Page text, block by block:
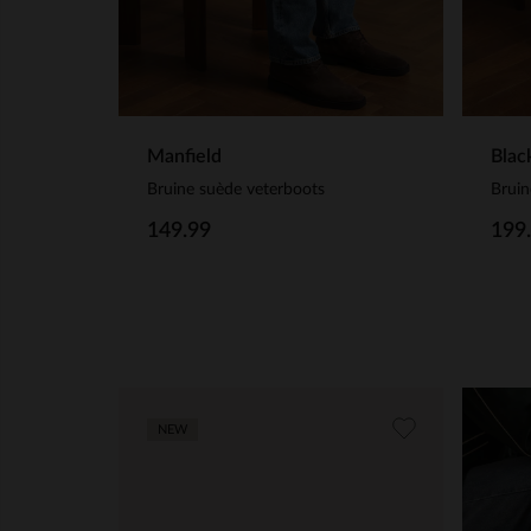
Manfield
Bruine suède veterboots
149.99